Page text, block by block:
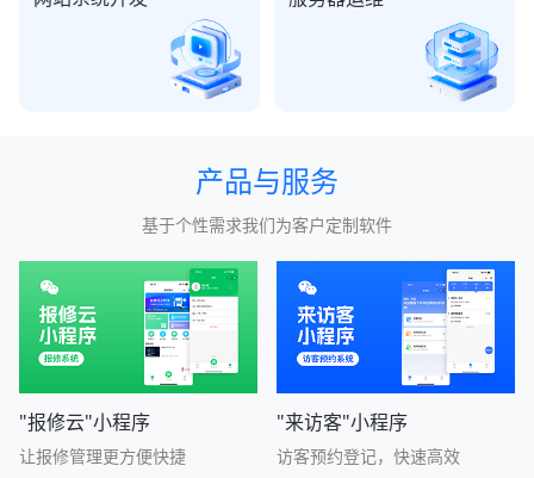
产品与服务
基于个性需求我们为客户定制软件
"报修云"小程序
让报修管理更方便快捷
"来访客"小程序
访客预约登记，快速高效